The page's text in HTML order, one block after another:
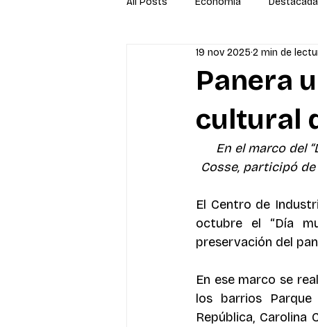
Newsletter Economía
Panera
cultural
19 nov 2025 2 min de
En el marco del
Cosse, participó
El Centro de
octubre el “Día
preservación del
En ese marco se
los barrios
República, Carolina